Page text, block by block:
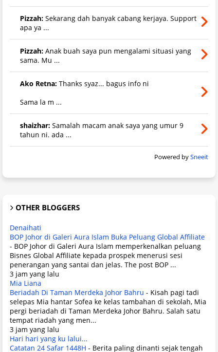
Pizzah: Sekarang dah banyak cabang kerjaya. Support
apa ya ...
Pizzah: Anak buah saya pun mengalami situasi yang
sama. Mu ...
Ako Retna: Thanks syaz... bagus info ni
Sama la m ...
shaizhar: Samalah macam anak saya yang umur 9
tahun ni. ada ...
Powered bySneeit
OTHER BLOGGERS
Denaihati
BOP Johor di Galeri Aura Islam Buka Peluang Global Affiliate
- BOP Johor di Galeri Aura Islam memperkenalkan peluang
Bisnes Global Affiliate kepada prospek menerusi sesi
penerangan yang santai dan jelas. The post BOP ...
3 jam yang lalu
Mia Liana
Beriadah Di Taman Merdeka Johor Bahru - Kisah pagi tadi
selepas Mia hantar Sofea ke kelas tambahan di sekolah, Mia
pergi beriadah di Taman Merdeka Johor Bahru. Salah satu
tempat riadah yang men...
3 jam yang lalu
Hari hari yang ku lalui...
Catatan 24 Safar 1448H - Berita paling dinanti sejak tengah